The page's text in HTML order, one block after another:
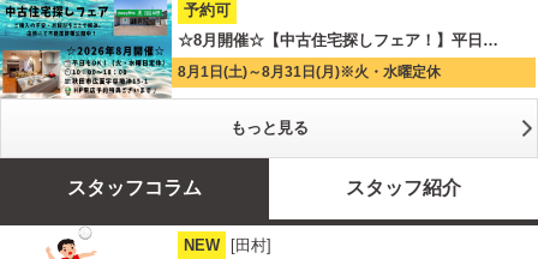
予約可
☆8月開催☆【中古住宅探しフェア！】平日…
8月1日(土)～8月31日(月)※火・水曜定休
もっと見る
スタッフコラム スタッフ紹介
NEW [田村]